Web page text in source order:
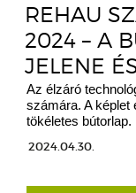
REHAU
2024 – A
JELENE
Az élzáró
számára. A képlet
tökéletes bútorlap.
2024.04.30.